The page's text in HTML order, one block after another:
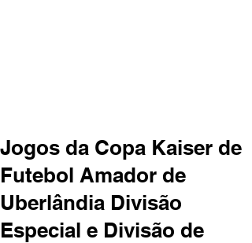
Jogos da Copa Kaiser de
Futebol Amador de
Uberlândia Divisão
Especial e Divisão de